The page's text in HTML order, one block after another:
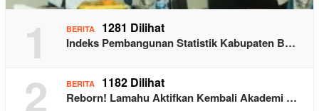
1 BERITA 1281 Dilihat
Indeks Pembangunan Statistik Kabupaten B…
2 BERITA 1182 Dilihat
Reborn! Lamahu Aktifkan Kembali Akademi …